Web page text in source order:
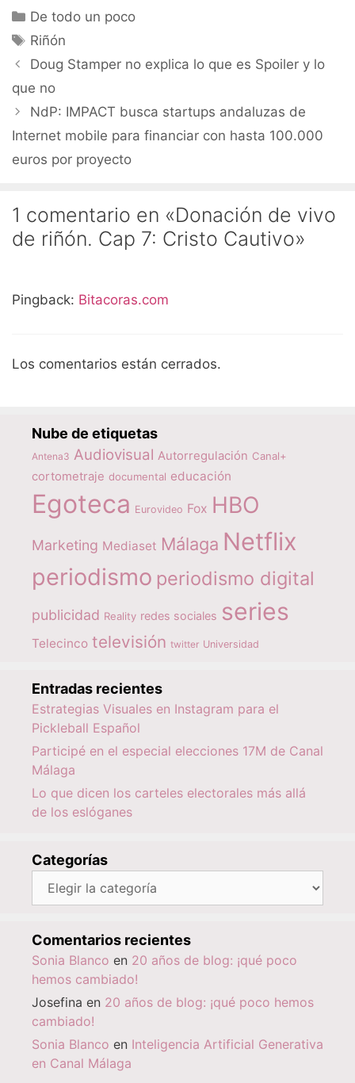
Categorías
De todo un poco
Etiquetas
Riñón
Doug Stamper no explica lo que es Spoiler y lo
que no
NdP: IMPACT busca startups andaluzas de
Internet mobile para financiar con hasta 100.000
euros por proyecto
1 comentario en «Donación de vivo
de riñón. Cap 7: Cristo Cautivo»
Pingback: Bitacoras.com
Los comentarios están cerrados.
Nube de etiquetas
Antena3 Audiovisual Autorregulación Canal+
cortometraje documental educación
Egoteca Eurovideo Fox HBO
Marketing Mediaset Málaga Netflix
periodismo periodismo digital
publicidad Reality redes sociales series
Telecinco televisión twitter Universidad
Entradas recientes
Estrategias Visuales en Instagram para el
Pickleball Español
Participé en el especial elecciones 17M de Canal
Málaga
Lo que dicen los carteles electorales más allá
de los eslóganes
Categorías
Comentarios recientes
Sonia Blanco en 20 años de blog: ¡qué poco
hemos cambiado!
Josefina en 20 años de blog: ¡qué poco hemos
cambiado!
Sonia Blanco en Inteligencia Artificial Generativa
en Canal Málaga